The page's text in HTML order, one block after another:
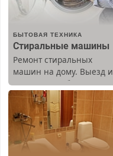
БЫТОВАЯ ТЕХНИКА
Стиральные машины
Ремонт стиральных
машин на дому. Выезд и
диагностика бесплатно.
Предусмотрены скидки.